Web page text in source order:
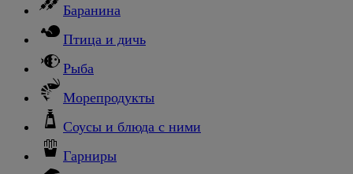
Баранина
Птица и дичь
Рыба
Морепродукты
Соусы и блюда с ними
Гарниры